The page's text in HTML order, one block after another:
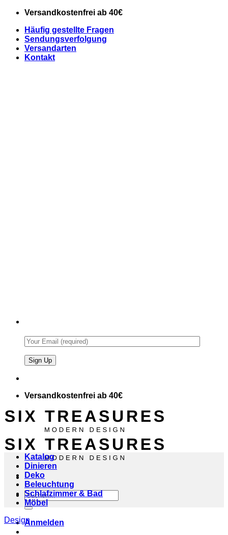
Zum
springen
Versandkostenfrei ab 40€
Häufig gestellte Fragen
Sendungsverfolgung
Versandarten
Kontakt
Versandkostenfrei ab 40€
Suchen
nach:
Anmelden
Katalog
Dinieren
Deko
Beleuchtung
Schlafzimmer & Bad
Möbel
Design